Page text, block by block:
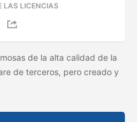
LAS LICENCIAS
de la alta calidad de la
de terceros, pero creado y